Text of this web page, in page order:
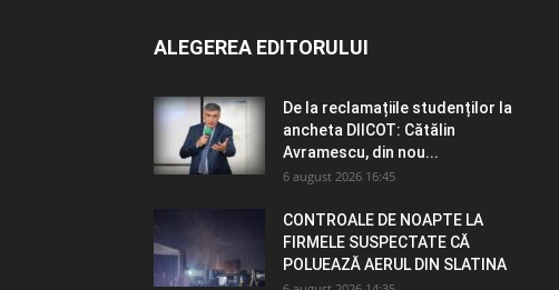
ALEGEREA EDITORULUI
De la reclamațiile studenților la
ancheta DIICOT: Cătălin
Avramescu, din nou...
6 august 2026 16:45
CONTROALE DE NOAPTE LA
FIRMELE SUSPECTATE CĂ
POLUEAZĂ AERUL DIN SLATINA